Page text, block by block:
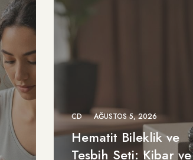
CD AĞUSTOS 5, 2026
Hematit Bileklik ve
Tesbih Seti: Kibar ve